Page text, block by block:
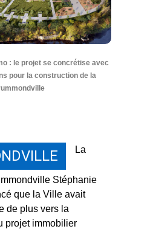
: le projet se concrétise avec
pour la construction de la
La
Stéphanie
que la Ville avait
de plus vers la
projet immobilier